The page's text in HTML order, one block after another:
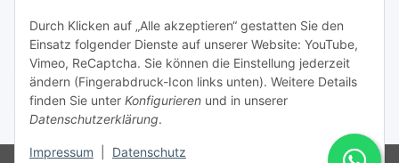
Durch Klicken auf „Alle akzeptieren“ gestatten Sie den
Einsatz folgender Dienste auf unserer Website: YouTube,
Vimeo, ReCaptcha. Sie können die Einstellung jederzeit
ändern (Fingerabdruck-Icon links unten). Weitere Details
finden Sie unter Konfigurieren und in unserer
Datenschutzerklärung.
Impressum Datenschutz
Gesetzliche Informationen
Vertrag widerrufen
* Alle Preise inkl. gesetzlicher USt., zzgl.